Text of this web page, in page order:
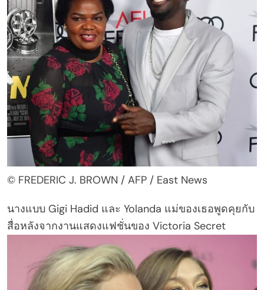
© FREDERIC J. BROWN / AFP / East News
นางแบบ Gigi Hadid และ Yolanda แม่ของเธอพูดคุยกับ
สื่อหลังจากงานแสดงแฟชั่นของ Victoria Secret